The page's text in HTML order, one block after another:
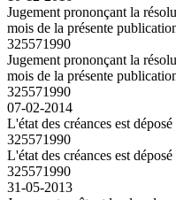
Jugement prononçant la
mois de la présente
325571990
Jugement prononçant la
mois de la présente
325571990
07-02-2014
L'état des créances est
325571990
L'état des créances est
325571990
31-05-2013